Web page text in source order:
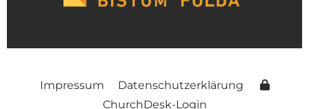
Impressum
Datenschutzerklärung
ChurchDesk-Login